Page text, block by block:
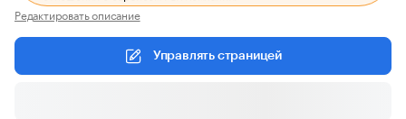
Редактировать описание
Управлять страницей